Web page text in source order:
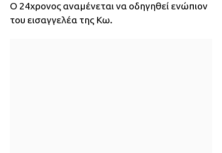
Ο 24χρονος αναμένεται να οδηγηθεί ενώπιον
του εισαγγελέα της Κω.